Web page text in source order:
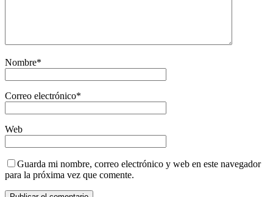
Nombre*
Correo electrónico*
Web
Guarda mi nombre, correo electrónico y web en este navegador
para la próxima vez que comente.